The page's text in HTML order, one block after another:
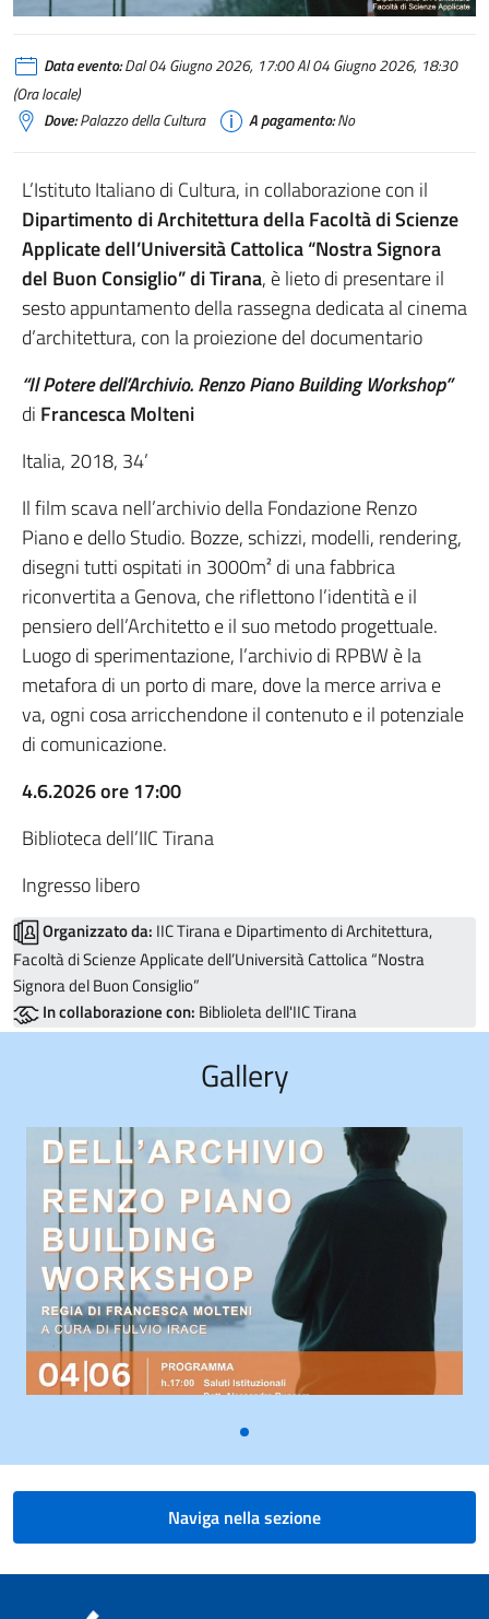
Data evento:Dal 04 Giugno 2026, 17:00 Al 04 Giugno 2026, 18:30
(Ora locale)
Dove:Palazzo della Cultura A pagamento:No
L’Istituto Italiano di Cultura, in collaborazione con il
Dipartimento di Architettura della Facoltà di Scienze
Applicate dell’Università Cattolica “Nostra Signora
del Buon Consiglio” di Tirana, è lieto di presentare il
sesto appuntamento della rassegna dedicata al cinema
d’architettura, con la proiezione del documentario
“Il Potere dell’Archivio. Renzo Piano Building Workshop”
di Francesca Molteni
Italia, 2018, 34’
Il film scava nell’archivio della Fondazione Renzo
Piano e dello Studio. Bozze, schizzi, modelli, rendering,
disegni tutti ospitati in 3000m² di una fabbrica
riconvertita a Genova, che riflettono l’identità e il
pensiero dell’Architetto e il suo metodo progettuale.
Luogo di sperimentazione, l’archivio di RPBW è la
metafora di un porto di mare, dove la merce arriva e
va, ogni cosa arricchendone il contenuto e il potenziale
di comunicazione.
4.6.2026 ore 17:00
Biblioteca dell’IIC Tirana
Ingresso libero
Organizzato da: IIC Tirana e Dipartimento di Architettura,
Facoltà di Scienze Applicate dell’Università Cattolica “Nostra
Signora del Buon Consiglio”
In collaborazione con: Biblioleta dell'IIC Tirana
Gallery
Naviga nella sezione